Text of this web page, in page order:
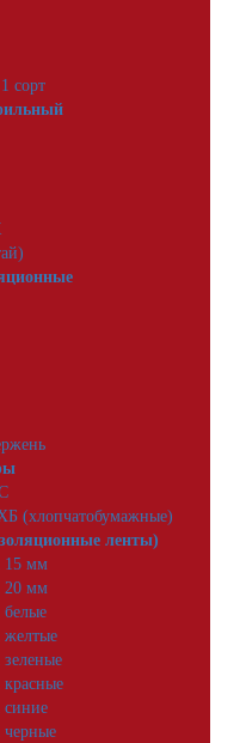
сорт
(хлопчатобумажные)
ленты)
15 мм
20 мм